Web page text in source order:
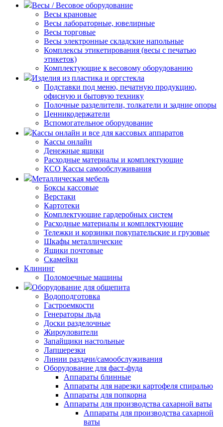
Весы / Весовое оборудование
Весы крановые
Весы лабораторные, ювелирные
Весы торговые
Весы электронные складские напольные
Комплексы этикетирования (весы с печатью
этикеток)
Комплектующие к весовому оборудованию
Изделия из пластика и оргстекла
Подставки под меню, печатную продукцию,
офисную и бытовую технику
Полочные разделители, толкатели и задние опоры
Ценникодержатели
Вспомогательное оборудование
Кассы онлайн и все для кассовых аппаратов
Кассы онлайн
Денежные ящики
Расходные материалы и комплектующие
КСО Кассы самообслуживания
Металлическая мебель
Боксы кассовые
Верстаки
Картотеки
Комплектующие гардеробных систем
Расходные материалы и комплектующие
Тележки и корзинки покупательские и грузовые
Шкафы металлические
Ящики почтовые
Скамейки
Клининг
Поломоечные машины
Оборудование для общепита
Водоподготовка
Гастроемкости
Генераторы льда
Доски разделочные
Жироуловители
Запайщики настольные
Лапшерезки
Линии раздачи/самообслуживания
Оборудование для фаст-фуда
Аппараты блинные
Аппараты для нарезки картофеля спиралью
Аппараты для попкорна
Аппараты для производства сахарной ваты
Аппараты для производства сахарной
ваты